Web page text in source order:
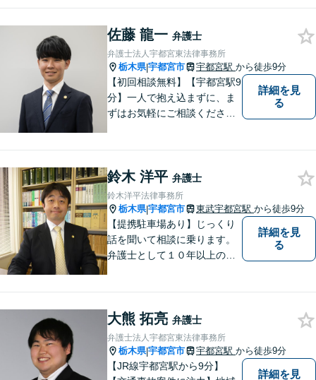
佐藤 龍一 弁護士
弁護士法人宇都宮東法律事務所
栃木県|宇都宮市 宇都宮駅 から徒歩9分
【初回相談無料】【宇都宮駅9
分】一人で抱え込まずに、ま
ずはお気軽にご相談くださ
詳細を見
る
鈴木 洋平 弁護士
鈴木洋平法律事務所
栃木県|宇都宮市 東武宇都宮駅 から徒歩9分
【提携駐車場あり】じっくり
話を聞いて相談に乗ります。
弁護士として１０年以上の経
詳細を見
る
大熊 拓亮 弁護士
弁護士法人宇都宮東法律事務所
栃木県|宇都宮市 宇都宮駅 から徒歩9分
【JR線宇都宮駅から9分】
詳細を見